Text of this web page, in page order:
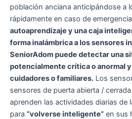
población anciana anticipándose a
rápidamente en caso de
autoaprendizaje y una caja
forma inalámbrica a los sensores
SeniorAdom puede detectar una
potencialmente crítica o anormal
cuidadores o familiares. Los
sensores de puerta abierta /
aprenden las actividades diarias de
para “volverse inteligente” en sus